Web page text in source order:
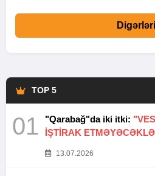
Digərləri
TOP 5
01 "Qarabağ"da iki itki:
İŞTİRAK
13.07.2026